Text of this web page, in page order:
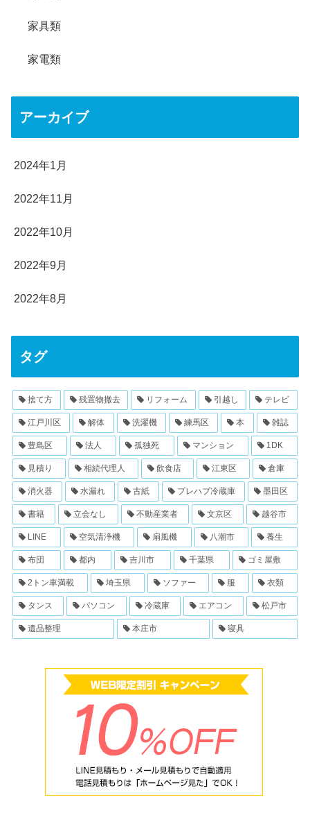
家具類
家電類
アーカイブ
2024年1月
2022年11月
2022年10月
2022年9月
2022年8月
タグ
捨て方 残置物撤去 リフォーム 引越し テレビ
江戸川区 解体 洗濯機 練馬区 本 雑誌
豊島区 法人 孤独死 マンション 1DK
見積り 相続代理人 飲食店 江東区 倉庫
消火器 水漏れ 古紙 プレハブ冷蔵庫 墨田区
書籍 立会なし 不動産業者 文京区 越谷市
LINE 空気清浄機 扇風機 八潮市 養生
布団 都内 吉川市 千葉県 ゴミ屋敷
2トン車満載 埼玉県 ソファー 服 衣類
タンス パソコン 冷蔵庫 エアコン 松戸市
遺品整理 本庄市 寝具